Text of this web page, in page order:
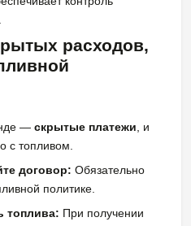
расходов,
— скрытые платежи , и
с топливом.
договор: Обязательно
политике.
топлива: При получении